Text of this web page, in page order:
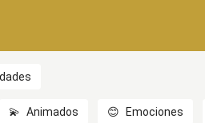
💫 Animados 😊 Emociones